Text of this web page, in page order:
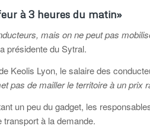
à 3 heures du matin»
mais on ne peut pas
présidente du Sytral.
Keolis Lyon, le salaire des
pas de mailler le territoire à un prix
un peu du gadget, les
transport à la demande.